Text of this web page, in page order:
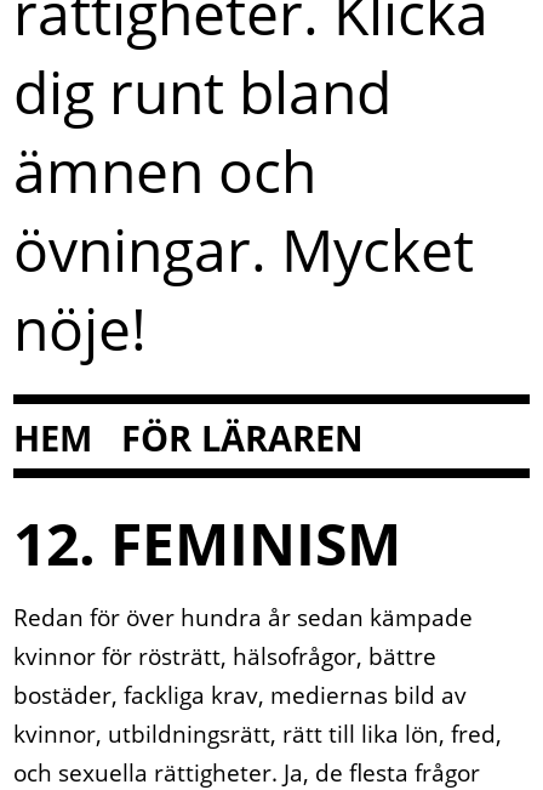
dig runt bland
ämnen och
övningar. Mycket
nöje!
HEM FÖR LÄRAREN
12. FEMINISM
Redan för över hundra år sedan kämpade
kvinnor för rösträtt, hälsofrågor, bättre
bostäder, fackliga krav, mediernas bild av
kvinnor, utbildningsrätt, rätt till lika lön, fred,
och sexuella rättigheter. Ja, de flesta frågor